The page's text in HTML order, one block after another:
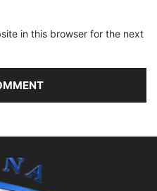
in this browser for the next